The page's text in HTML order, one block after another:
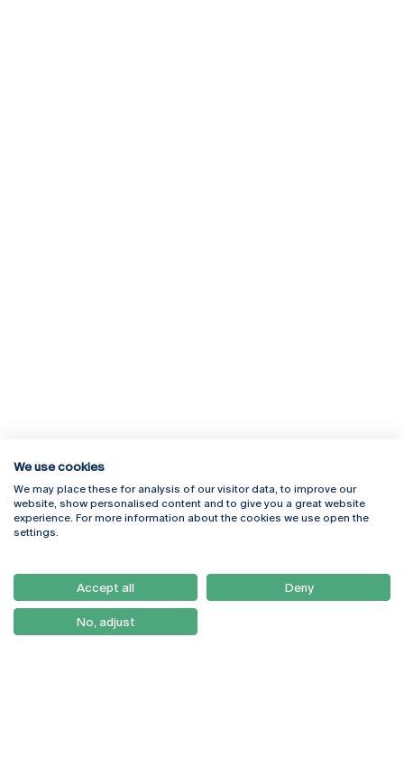
Rua Diogo Botelho 1327
4169-005 Porto
+351 226 196 240
Campus Online
Webmail
Como Chegar
Newsletter
We use cookies
We may place these for analysis of our visitor data, to improve our
website, show personalised content and to give you a great website
experience. For more information about the cookies we use open the
settings.
Accept all Deny
No, adjust